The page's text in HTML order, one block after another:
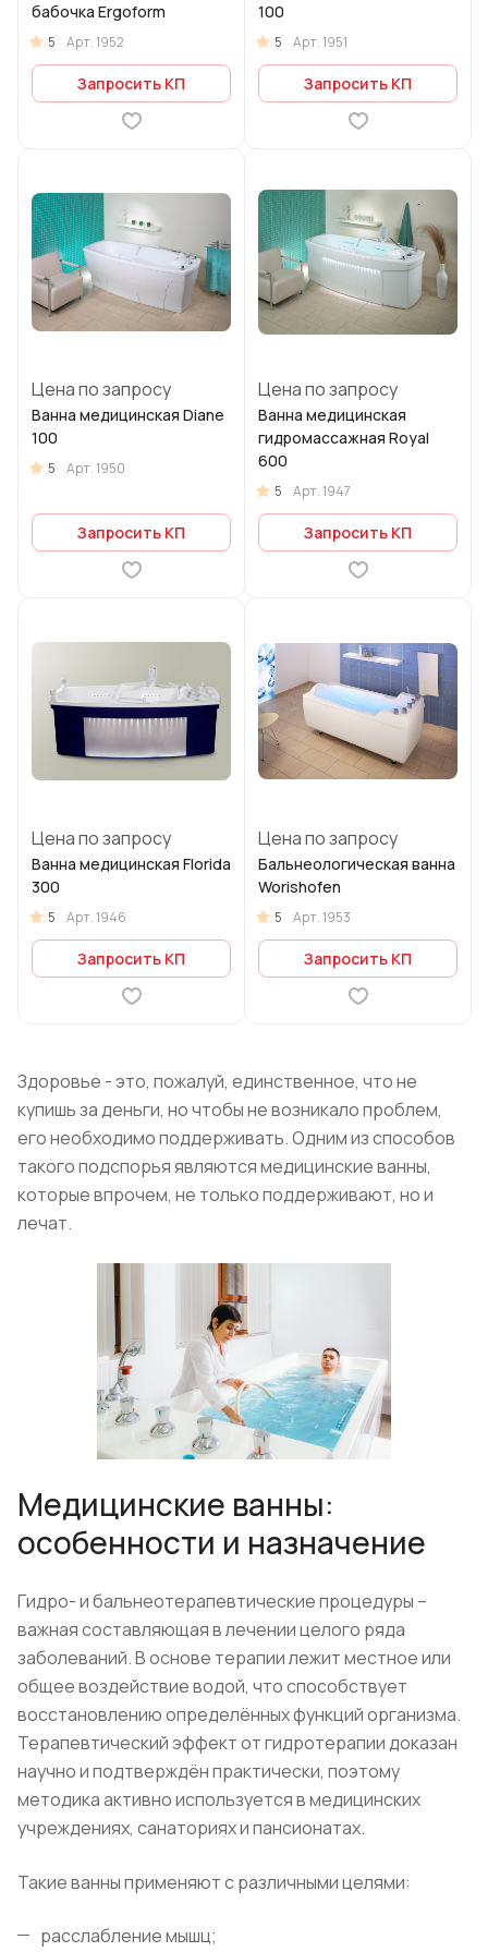
бабочка Ergoform
5 Арт.1952
Запросить КП
100
5 Арт.1951
Запросить КП
Цена по запросу
Ванна медицинская Diane
100
5 Арт.1950
Запросить КП
Цена по запросу
Ванна медицинская
гидромассажная Royal
600
5 Арт.1947
Запросить КП
Цена по запросу
Ванна медицинская Florida
300
5 Арт.1946
Запросить КП
Цена по запросу
Бальнеологическая ванна
Worishofen
5 Арт.1953
Запросить КП
Здоровье - это, пожалуй, единственное, что не
купишь за деньги, но чтобы не возникало проблем,
его необходимо поддерживать. Одним из способов
такого подспорья являются медицинские ванны,
которые впрочем, не только поддерживают, но и
лечат.
Медицинские ванны:
особенности и назначение
Гидро- и бальнеотерапевтические процедуры –
важная составляющая в лечении целого ряда
заболеваний. В основе терапии лежит местное или
общее воздействие водой, что способствует
восстановлению определённых функций организма.
Терапевтический эффект от гидротерапии доказан
научно и подтверждён практически, поэтому
методика активно используется в медицинских
учреждениях, санаториях и пансионатах.
Такие ванны применяют с различными целями:
расслабление мышц;